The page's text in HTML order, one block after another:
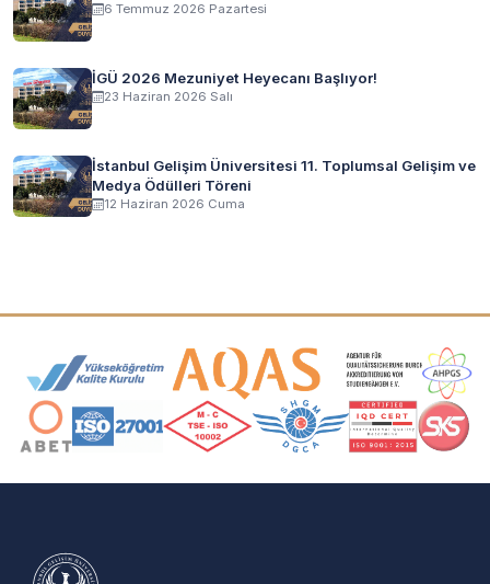
6 Temmuz 2026 Pazartesi
İGÜ 2026 Mezuniyet Heyecanı Başlıyor!
23 Haziran 2026 Salı
İstanbul Gelişim Üniversitesi 11. Toplumsal Gelişim ve
Medya Ödülleri Töreni
12 Haziran 2026 Cuma
Akreditasyon ve Üyelik Logoları